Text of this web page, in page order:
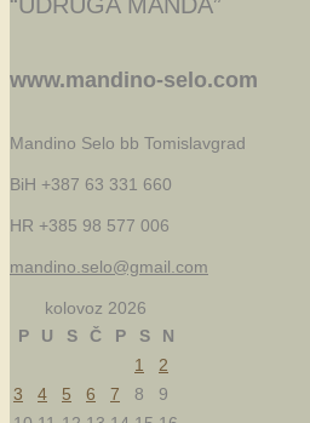
www.mandino-selo.com
Mandino Selo bb Tomislavgrad
BiH +387 63 331 660
HR +385 98 577 006
mandino.selo@gmail.com
kolovoz 2026
P
U S Č P S
N
1
2
3
4 5 6 7 8
9